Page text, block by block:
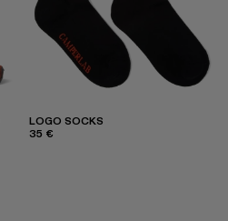
LOGO SOCKS
35 €